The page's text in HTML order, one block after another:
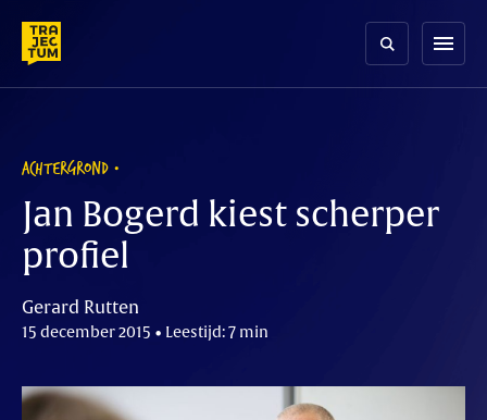
content
menu
ACHTERGROND
Jan Bogerd kiest scherper
profiel
Gerard Rutten
15 december 2015 • Leestijd: 7 min